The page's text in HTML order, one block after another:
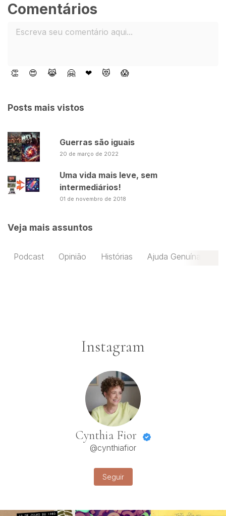
Comentários
👏 😍 😹 🤗 ❤ 😻 😱
Posts mais vistos
Guerras são iguais
20 de março de 2022
Uma vida mais leve, sem
intermediários!
01 de novembro de 2018
Veja mais assuntos
Podcast Opinião Histórias Ajuda Genuína
Instagram
Cynthia Fior
@cynthiafior
Seguir